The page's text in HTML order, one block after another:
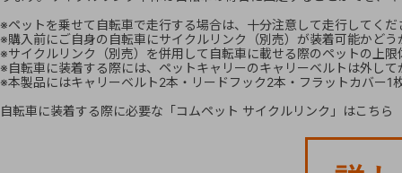
※ペットを乗せて自転車で走行する場合は、十分注意して走行してくだ
※購入前にご自身の自転車にサイクルリンク（別売）が装着可能かど
※サイクルリンク（別売）を併用して自転車に載せる際のペットの上
※自転車に装着する際には、ペットキャリーのキャリーベルトは外し
※本製品にはキャリーベルト2本・リードフック2本・フラットカバー1
自転車に装着する際に必要な 「コムペット サイクルリンク」はこちら